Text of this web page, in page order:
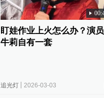
盯娃作业上火怎么办？演员
牛莉自有一套
追光灯 2026-03-03